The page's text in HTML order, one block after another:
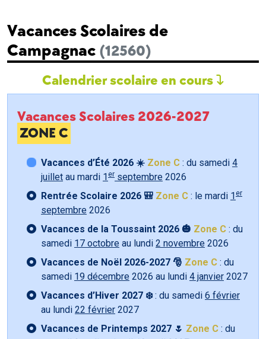
Vacances Scolaires de
Campagnac (12560)
Calendrier scolaire en cours
Vacances Scolaires 2026-2027
ZONE C
Vacances d’Été 2026 ☀️ Zone C : du samedi 4
juillet au mardi 1 er septembre 2026
Rentrée Scolaire 2026 🎒 Zone C : le mardi 1 er
septembre 2026
Vacances de la Toussaint 2026 🎃 Zone C : du
samedi 17 octobre au lundi 2 novembre 2026
Vacances de Noël 2026-2027 🎅 Zone C : du
samedi 19 décembre 2026 au lundi 4 janvier 2027
Vacances d’Hiver 2027 ❄️: du samedi 6 février
au lundi 22 février 2027
Vacances de Printemps 2027 🌷 Zone C : du